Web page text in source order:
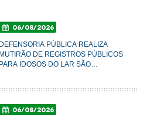
06/08/2026
DEFENSORIA PÚBLICA REALIZA
MUTIRÃO DE REGISTROS PÚBLICOS
PARA IDOSOS DO LAR SÃO
06/08/2026